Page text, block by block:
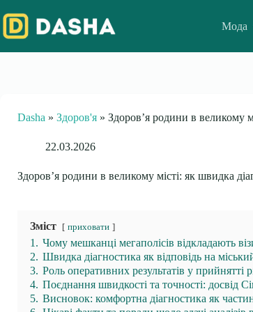
to
content
Мода
Dasha » Здоров'я » Здоров’я родини в великому
22.03.2026
Здоров’я родини в великому місті: як швидка
Зміст приховати
1. Чому мешканці мегаполісів відкладають
2. Швидка діагностика як відповідь на
3. Роль оперативних результатів у прийнятті
4. Поєднання швидкості та точності: досвід
5. Висновок: комфортна діагностика як